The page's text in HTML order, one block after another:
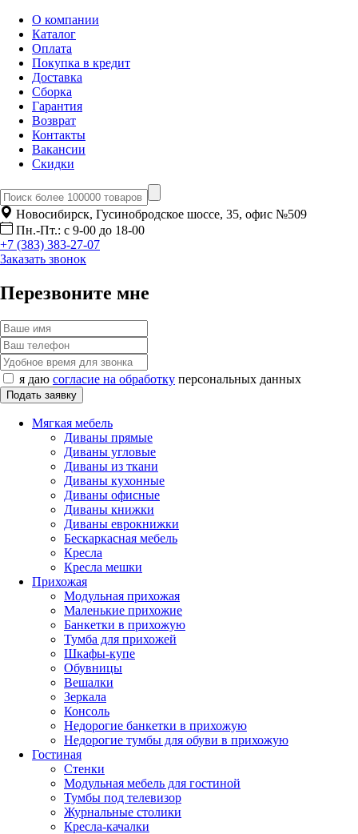
О компании
Каталог
Оплата
Покупка в кредит
Доставка
Сборка
Гарантия
Возврат
Контакты
Вакансии
Скидки
Новосибирск, Гусинобродское шоссе, 35, офис №509
Пн.-Пт.: с 9-00 до 18-00
+7 (383) 383-27-07
Заказать звонок
Перезвоните мне
я даю согласие на обработку персональных данных
Мягкая мебель
Диваны прямые
Диваны угловые
Диваны из ткани
Диваны кухонные
Диваны офисные
Диваны книжки
Диваны еврокнижки
Бескаркасная мебель
Кресла
Кресла мешки
Прихожая
Модульная прихожая
Маленькие прихожие
Банкетки в прихожую
Тумба для прихожей
Шкафы-купе
Обувницы
Вешалки
Зеркала
Консоль
Недорогие банкетки в прихожую
Недорогие тумбы для обуви в прихожую
Гостиная
Стенки
Модульная мебель для гостиной
Тумбы под телевизор
Журнальные столики
Кресла-качалки